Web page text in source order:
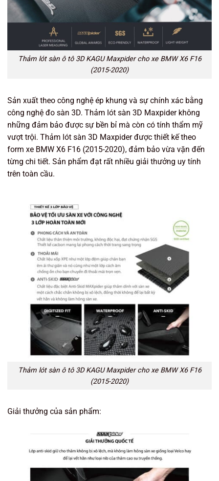
Thảm lót sàn ô tô 3D KAGU Maxpider cho xe BMW X6 F16
(2015-2020)
Sản xuất theo công nghệ ép khung và sự chính xác bằng
công nghệ đo sàn 3D. Thảm lót sàn 3D Maxpider không
những đảm bảo được sự bền bỉ mà còn có tính thẩm mỹ
vượt trội. Thảm lót sàn 3D Maxpider được thiết kế theo
form xe BMW X6 F16 (2015-2020), đảm bảo vừa vặn đến
từng chi tiết. Sản phẩm đạt rất nhiều giải thưởng uy tính
trên toàn cầu.
Thảm lót sàn ô tô 3D KAGU Maxpider cho xe BMW X6 F16
(2015-2020)
Giải thưởng của sản phẩm: